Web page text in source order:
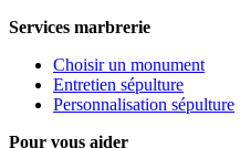
Services marbrerie
Choisir un monument
Entretien sépulture
Personnalisation sépulture
Pour vous aider